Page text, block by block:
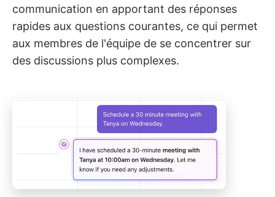
communication en apportant des réponses
rapides aux questions courantes, ce qui permet
aux membres de l'équipe de se concentrer sur
des discussions plus complexes.